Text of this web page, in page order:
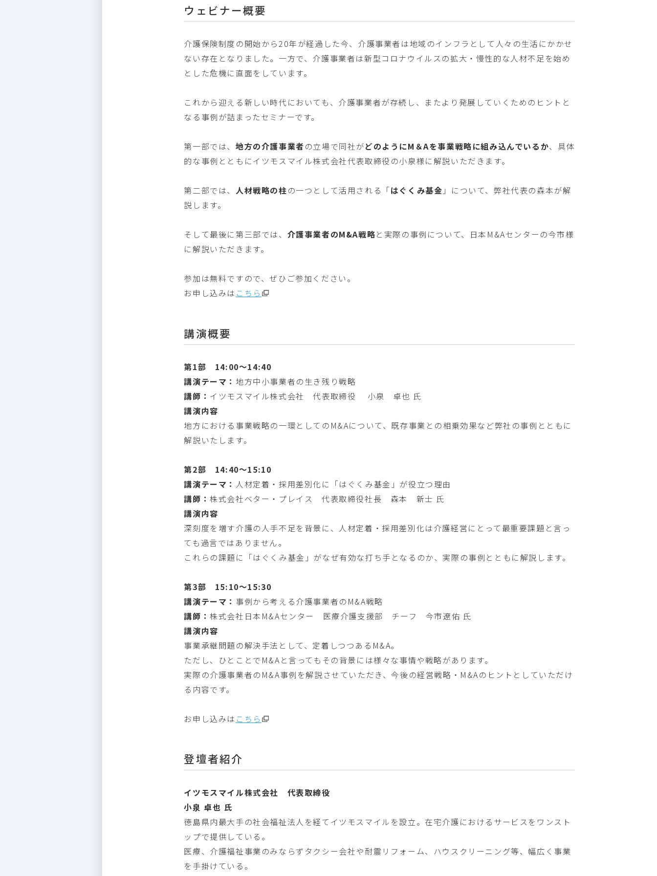
ウェビナー概要
介護保険制度の開始から20年が経過した今、介護事業者は地域のインフラとして人々の生活にかかせ
ない存在となりました。一方で、介護事業者は新型コロナウイルスの拡大・慢性的な人材不足を始め
とした危機に直面をしています。
これから迎える新しい時代においても、介護事業者が存続し、またより発展していくためのヒントと
なる事例が詰まったセミナーです。
第一部では、地方の介護事業者の立場で同社がどのようにM＆Aを事業戦略に組み込んでいるか、具体
的な事例とともにイツモスマイル株式会社代表取締役の小泉様に解説いただきます。
第二部では、人材戦略の柱の一つとして活用される「はぐくみ基金 」について、弊社代表の森本が解
説します。
そして最後に第三部では、 介護事業者のM&A戦略と実際の事例について、日本M&Aセンターの今市様
に解説いただきます。
参加は無料ですので、ぜひご参加ください。
お申し込みは こちら
講演概要
第1部 14:00～14:40
講演テーマ： 地方中小事業者の生き残り戦略
講師： イツモスマイル株式会社 代表取締役 小泉 卓也 氏
講演内容
地方における事業戦略の一環としてのM&Aについて、既存事業との相乗効果など弊社の事例とともに
解説いたします。
第2部 14:40～15:10
講演テーマ： 人材定着・採用差別化に「はぐくみ基金」が役立つ理由
講師：株式会社ベター・プレイス 代表取締役社長 森本 新士 氏
講演内容
深刻度を増す介護の人手不足を背景に、人材定着・採用差別化は介護経営にとって最重要課題と言っ
ても過言ではありません。
これらの課題に「はぐくみ基金」がなぜ有効な打ち手となるのか、実際の事例とともに解説します。
第3部 15:10～15:30
講演テーマ： 事例から考える介護事業者のM&A戦略
講師：株式会社日本M&Aセンター 医療介護支援部 チーフ 今市遼佑 氏
講演内容
事業承継問題の解決手法として、定着しつつあるM&A。
ただし、ひとことでM&Aと言ってもその背景には様々な事情や戦略があります。
実際の介護事業者のM&A事例を解説させていただき、今後の経営戦略・M&Aのヒントとしていただけ
る内容です。
お申し込みは こちら
登壇者紹介
イツモスマイル株式会社 代表取締役
小泉 卓也 氏
徳島県内最大手の社会福祉法人を経てイツモスマイルを設立。在宅介護におけるサービスをワンスト
ップで提供している。
医療、介護福祉事業のみならずタクシー会社や耐震リフォーム、ハウスクリーニング等、幅広く事業
を手掛けている。